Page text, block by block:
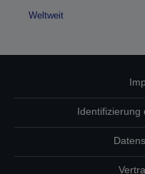
Weltweit
Identifizierung